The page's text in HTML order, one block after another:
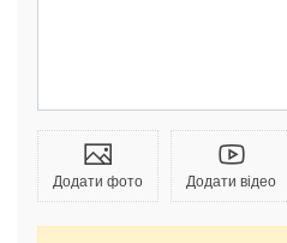
Додати фото Додати відео